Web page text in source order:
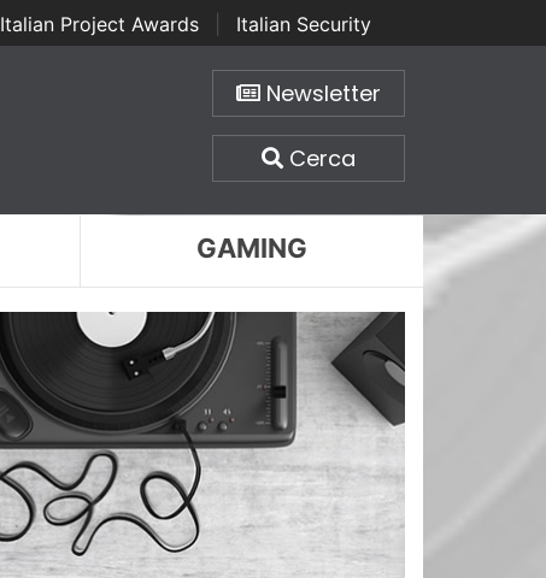
Italian Project Awards
Italian Security
Newsletter
Cerca
GAMING